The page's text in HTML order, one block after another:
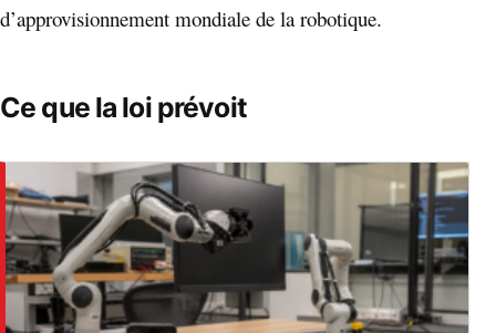
d’approvisionnement mondiale de la robotique.
Ce que la loi prévoit